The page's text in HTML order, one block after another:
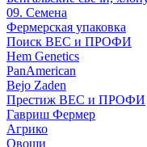
09. Семена
Фермерская упаковка
Поиск ВЕС и ПРОФИ
Hem Genetics
PanAmerican
Bejo Zaden
Престиж ВЕС и ПРОФИ
Гавриш Фермер
Агрико
Овощи